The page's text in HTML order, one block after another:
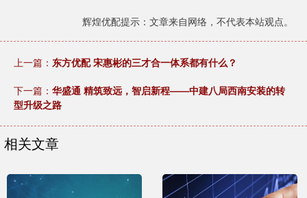
辉煌优配提示：文章来自网络，不代表本站观点。
上一篇： 东方优配 宋惠彬的三才合一体系都有什么？
下一篇： 华盛通 精筑致远，智启新程——中建八局西南安装的转
型升级之路
相关文章